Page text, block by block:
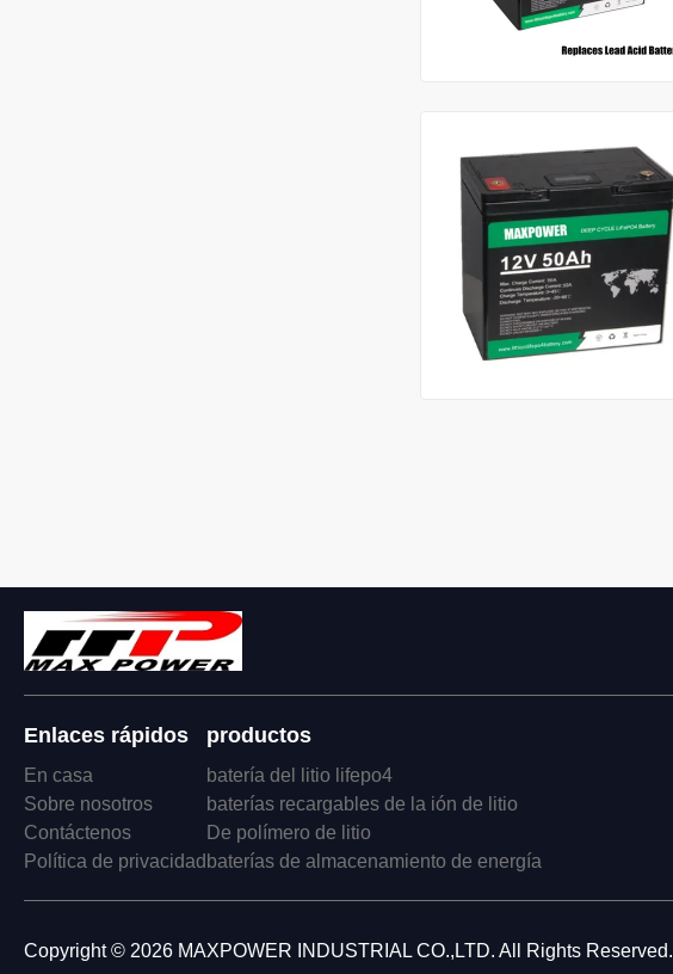
Enlaces rápidos
En casa
Sobre nosotros
Contáctenos
Política de privacidad
productos
batería del litio lifepo4
baterías recargables de la ión de litio
De polímero de litio
baterías de almacenamiento de energía
Copyright © 2026 MAXPOWER INDUSTRIAL CO.,LTD. All Rights Reserved.